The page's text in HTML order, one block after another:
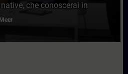
che conoscerai in
Meer